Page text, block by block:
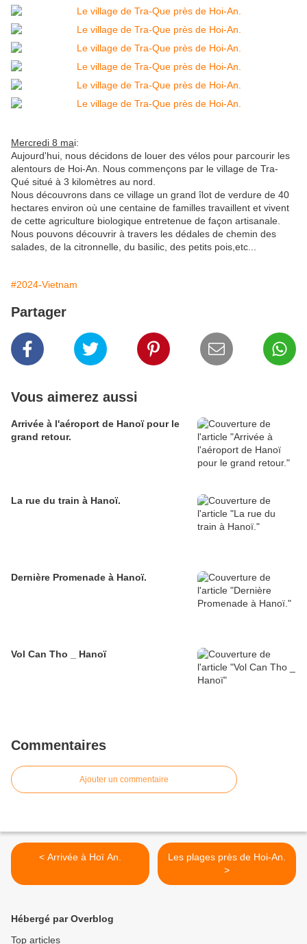
Mercredi 8 mai:
Aujourd'hui, nous décidons de louer des vélos pour parcourir les
alentours de Hoi-An. Nous commençons par le village de Tra-
Qué situé à 3 kilomètres au nord.
Nous découvrons dans ce village un grand îlot de verdure de 40
hectares environ où une centaine de familles travaillent et vivent
de cette agriculture biologique entretenue de façon artisanale.
Nous pouvons découvrir à travers les dédales de chemin des
salades, de la citronnelle, du basilic, des petits pois,etc...
#2024-Vietnam
Partager
Vous aimerez aussi
Arrivée à l'aéroport de Hanoï pour le
grand retour.
La rue du train à Hanoï.
Dernière Promenade à Hanoï.
Vol Can Tho _ Hanoï
Commentaires
Ajouter un commentaire
< Arrivée à Hoï An.
Les plages près de Hoi-An.
>
Hébergé par Overblog
Top articles